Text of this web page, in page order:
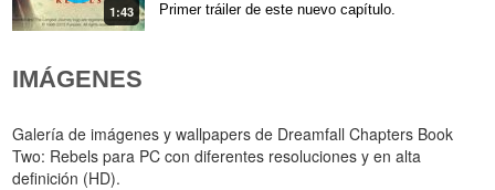
1:43
Primer tráiler de este nuevo capítulo.
IMÁGENES
Galería de imágenes y wallpapers de Dreamfall Chapters Book
Two: Rebels para PC con diferentes resoluciones y en alta
definición (HD).